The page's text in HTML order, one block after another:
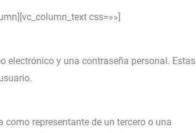
css=»»]
electrónico y una contraseña personal. Estas
representante de un tercero o una